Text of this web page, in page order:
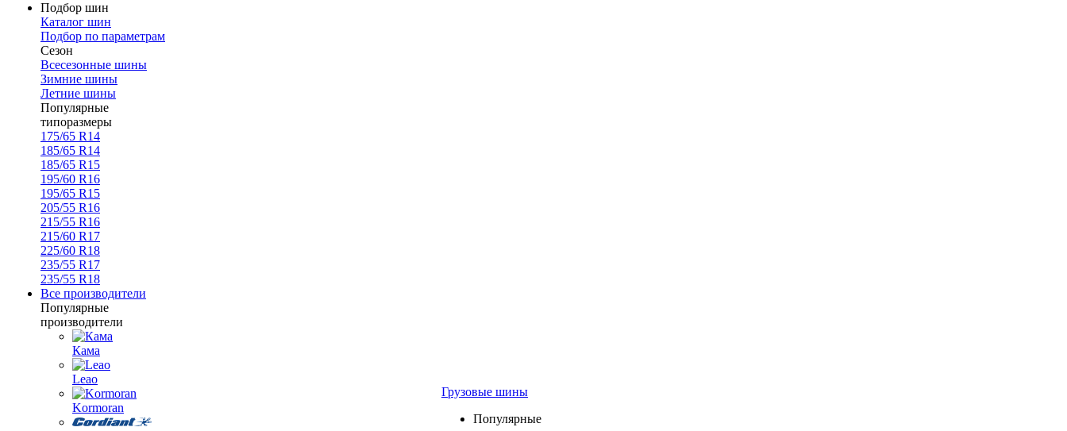
Подбор шин
Каталог шин
Подбор по параметрам
Сезон
Всесезонные шины
Зимние шины
Летние шины
Популярные
типоразмеры
175/65 R14
185/65 R14
185/65 R15
195/60 R16
195/65 R15
205/55 R16
215/55 R16
215/60 R17
225/60 R18
235/55 R17
235/55 R18
Все производители
Популярные
производители
Кама
Leao
Kormoran
Грузовые шины
Популярные